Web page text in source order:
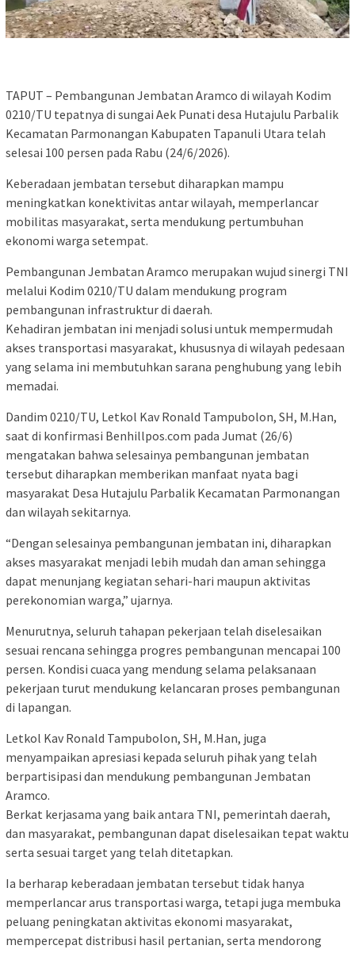
TAPUT – Pembangunan Jembatan Aramco di wilayah Kodim
0210/TU tepatnya di sungai Aek Punati desa Hutajulu Parbalik
Kecamatan Parmonangan Kabupaten Tapanuli Utara telah
selesai 100 persen pada Rabu (24/6/2026).
Keberadaan jembatan tersebut diharapkan mampu
meningkatkan konektivitas antar wilayah, memperlancar
mobilitas masyarakat, serta mendukung pertumbuhan
ekonomi warga setempat.
Pembangunan Jembatan Aramco merupakan wujud sinergi TNI
melalui Kodim 0210/TU dalam mendukung program
pembangunan infrastruktur di daerah.
Kehadiran jembatan ini menjadi solusi untuk mempermudah
akses transportasi masyarakat, khususnya di wilayah pedesaan
yang selama ini membutuhkan sarana penghubung yang lebih
memadai.
Dandim 0210/TU, Letkol Kav Ronald Tampubolon, SH, M.Han,
saat di konfirmasi Benhillpos.com pada Jumat (26/6)
mengatakan bahwa selesainya pembangunan jembatan
tersebut diharapkan memberikan manfaat nyata bagi
masyarakat Desa Hutajulu Parbalik Kecamatan Parmonangan
dan wilayah sekitarnya.
“Dengan selesainya pembangunan jembatan ini, diharapkan
akses masyarakat menjadi lebih mudah dan aman sehingga
dapat menunjang kegiatan sehari-hari maupun aktivitas
perekonomian warga,” ujarnya.
Menurutnya, seluruh tahapan pekerjaan telah diselesaikan
sesuai rencana sehingga progres pembangunan mencapai 100
persen. Kondisi cuaca yang mendung selama pelaksanaan
pekerjaan turut mendukung kelancaran proses pembangunan
di lapangan.
Letkol Kav Ronald Tampubolon, SH, M.Han, juga
menyampaikan apresiasi kepada seluruh pihak yang telah
berpartisipasi dan mendukung pembangunan Jembatan
Aramco.
Berkat kerjasama yang baik antara TNI, pemerintah daerah,
dan masyarakat, pembangunan dapat diselesaikan tepat waktu
serta sesuai target yang telah ditetapkan.
Ia berharap keberadaan jembatan tersebut tidak hanya
memperlancar arus transportasi warga, tetapi juga membuka
peluang peningkatan aktivitas ekonomi masyarakat,
mempercepat distribusi hasil pertanian, serta mendorong